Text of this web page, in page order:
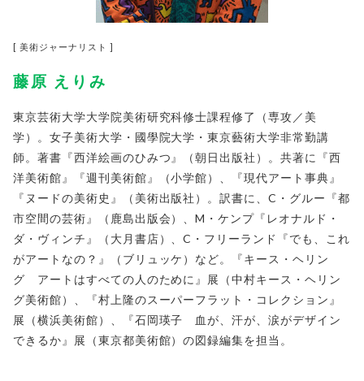
[ 美術ジャーナリスト ]
藤原 えりみ
東京芸術大学大学院美術研究科修士課程修了（専攻／美
学）。女子美術大学・國學院大学・東京藝術大学非常勤講
師。著書『西洋絵画のひみつ』（朝日出版社）。共著に『西
洋美術館』『週刊美術館』（小学館）、『現代アート事典』
『ヌードの美術史』（美術出版社）。訳書に、C・グルー『都
市空間の芸術』（鹿島出版会）、M・ケンプ『レオナルド・
ダ・ヴィンチ』（大月書店）、C・フリーランド『でも、これ
がアートなの？』（ブリュッケ）など。『キース・ヘリン
グ アートはすべての人のために』展（中村キース・ヘリン
グ美術館）、『村上隆のスーパーフラット・コレクション』
展（横浜美術館）、『石岡瑛子 血が、汗が、涙がデザイン
できるか』展（東京都美術館）の図録編集を担当。